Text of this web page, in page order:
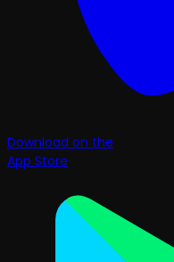
Download on the
App Store